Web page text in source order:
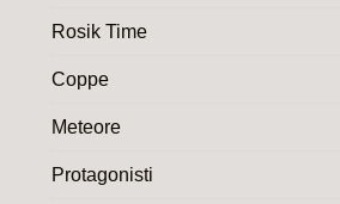
Rosik Time
Coppe
Meteore
Protagonisti